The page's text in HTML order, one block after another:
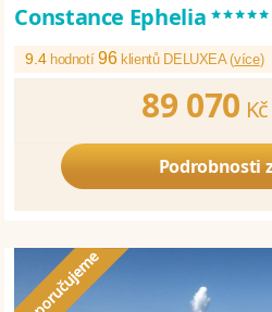
Constance Ephelia*****
9.4 hodnotí96klientů DELUXEA (více)
89 070
Podrobnosti